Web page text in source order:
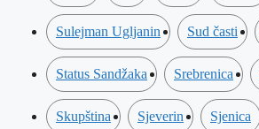
Sulejman Ugljanin Sud časti
Status Sandžaka Srebrenica
Skupština Sjeverin Sjenica